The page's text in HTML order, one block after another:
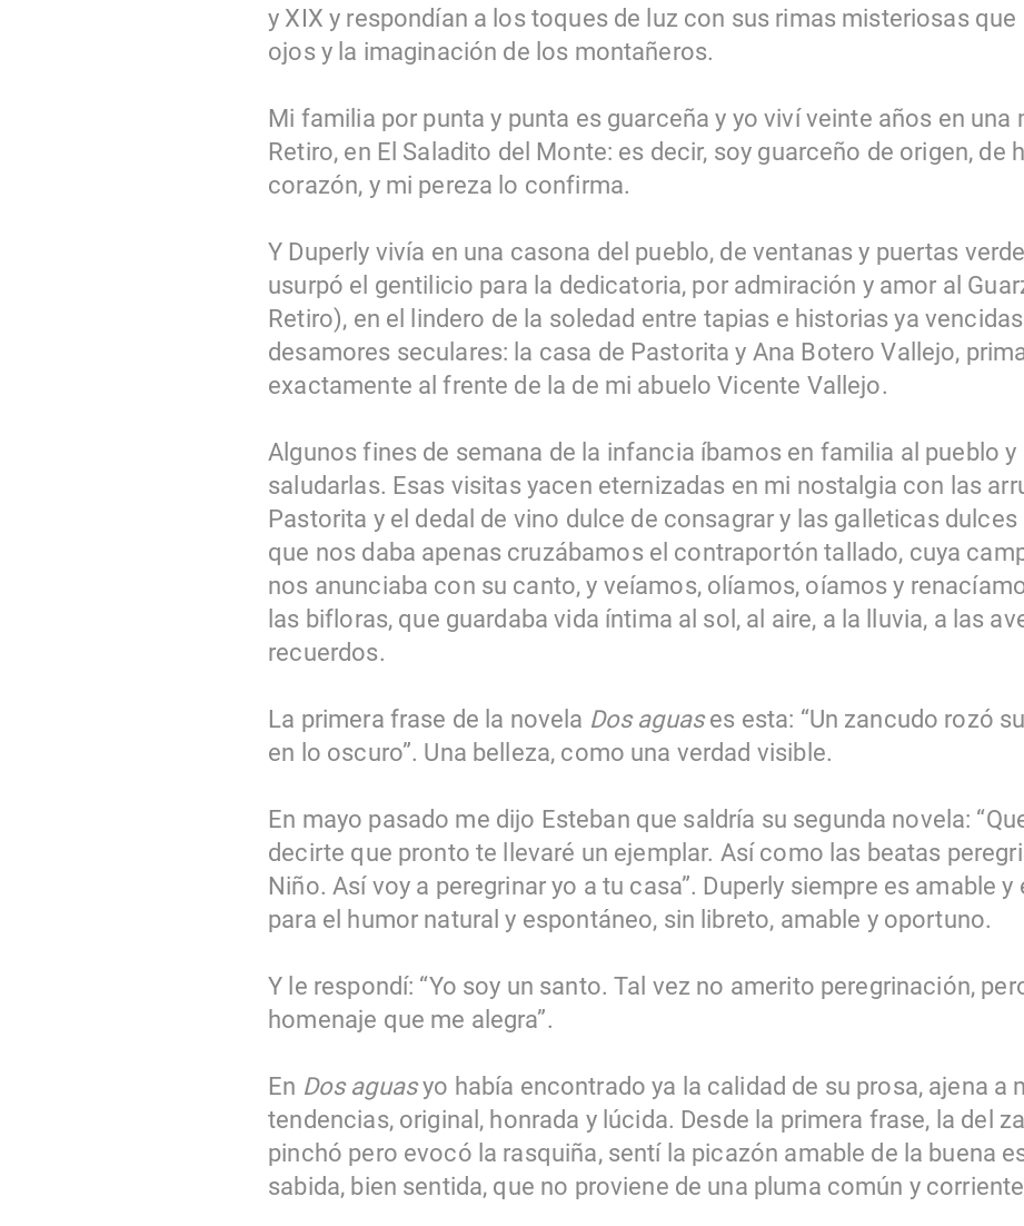
y XIX y respondían a los toques de luz con sus rimas misteriosas
ojos y la imaginación de los montañeros.
Mi familia por punta y punta es guarceña y yo viví veinte años en una
Retiro, en El Saladito del Monte: es decir, soy guarceño de origen, de
corazón, y mi pereza lo confirma.
Y Duperly vivía en una casona del pueblo, de ventanas y puertas
usurpó el gentilicio para la dedicatoria, por admiración y amor al
Retiro), en el lindero de la soledad entre tapias e historias ya
desamores seculares: la casa de Pastorita y Ana Botero Vallejo,
exactamente al frente de la de mi abuelo Vicente Vallejo.
Algunos fines de semana de la infancia íbamos en familia al pueblo y
saludarlas. Esas visitas yacen eternizadas en mi nostalgia con las
Pastorita y el dedal de vino dulce de consagrar y las galleticas
que nos daba apenas cruzábamos el contraportón tallado, cuya
nos anunciaba con su canto, y veíamos, olíamos, oíamos y
las bifloras, que guardaba vida íntima al sol, al aire, a la lluvia, a las
recuerdos.
La primera frase de la novela Dos aguases esta: “Un zancudo rozó
en lo oscuro”. Una belleza, como una verdad visible.
En mayo pasado me dijo Esteban que saldría su segunda novela:
decirte que pronto te llevaré un ejemplar. Así como las beatas
Niño. Así voy a peregrinar yo a tu casa”. Duperly siempre es amable
para el humor natural y espontáneo, sin libreto, amable y oportuno.
Y le respondí: “Yo soy un santo. Tal vez no amerito peregrinación,
homenaje que me alegra”.
En Dos aguasyo había encontrado ya la calidad de su prosa, ajena a
tendencias, original, honrada y lúcida. Desde la primera frase, la del
pinchó pero evocó la rasquiña, sentí la picazón amable de la buena
sabida, bien sentida, que no proviene de una pluma común y